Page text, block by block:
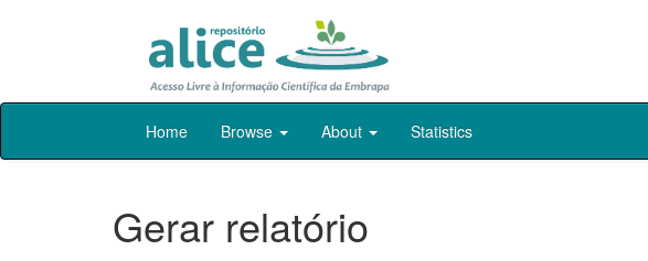
Skip
Home Browse About Statistics
Gerar relatório